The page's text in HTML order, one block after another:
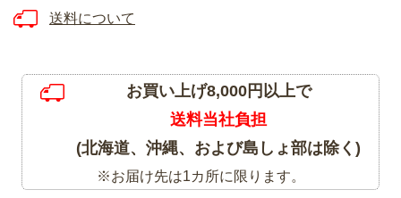
送料について
お買い上げ8,000円以上で
送料当社負担
(北海道、沖縄、および島しょ部は除く)
※お届け先は1カ所に限ります。